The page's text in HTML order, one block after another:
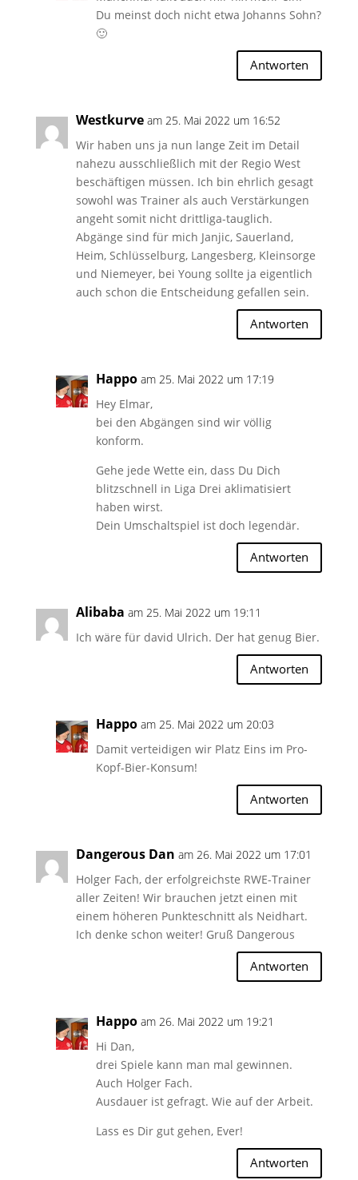
Du meinst doch nicht etwa Johanns Sohn?
🙂
Antworten
Westkurve am 25. Mai 2022 um 16:52
Wir haben uns ja nun lange Zeit im Detail
nahezu ausschließlich mit der Regio West
beschäftigen müssen. Ich bin ehrlich gesagt
sowohl was Trainer als auch Verstärkungen
angeht somit nicht drittliga-tauglich.
Abgänge sind für mich Janjic, Sauerland,
Heim, Schlüsselburg, Langesberg, Kleinsorge
und Niemeyer, bei Young sollte ja eigentlich
auch schon die Entscheidung gefallen sein.
Antworten
Happo am 25. Mai 2022 um 17:19
Hey Elmar,
bei den Abgängen sind wir völlig
konform.
Gehe jede Wette ein, dass Du Dich
blitzschnell in Liga Drei aklimatisiert
haben wirst.
Dein Umschaltspiel ist doch legendär.
Antworten
Alibaba am 25. Mai 2022 um 19:11
Ich wäre für david Ulrich. Der hat genug Bier.
Antworten
Happo am 25. Mai 2022 um 20:03
Damit verteidigen wir Platz Eins im Pro-
Kopf-Bier-Konsum!
Antworten
Dangerous Dan am 26. Mai 2022 um 17:01
Holger Fach, der erfolgreichste RWE-Trainer
aller Zeiten! Wir brauchen jetzt einen mit
einem höheren Punkteschnitt als Neidhart.
Ich denke schon weiter! Gruß Dangerous
Antworten
Happo am 26. Mai 2022 um 19:21
Hi Dan,
drei Spiele kann man mal gewinnen.
Auch Holger Fach.
Ausdauer ist gefragt. Wie auf der Arbeit.
Lass es Dir gut gehen, Ever!
Antworten